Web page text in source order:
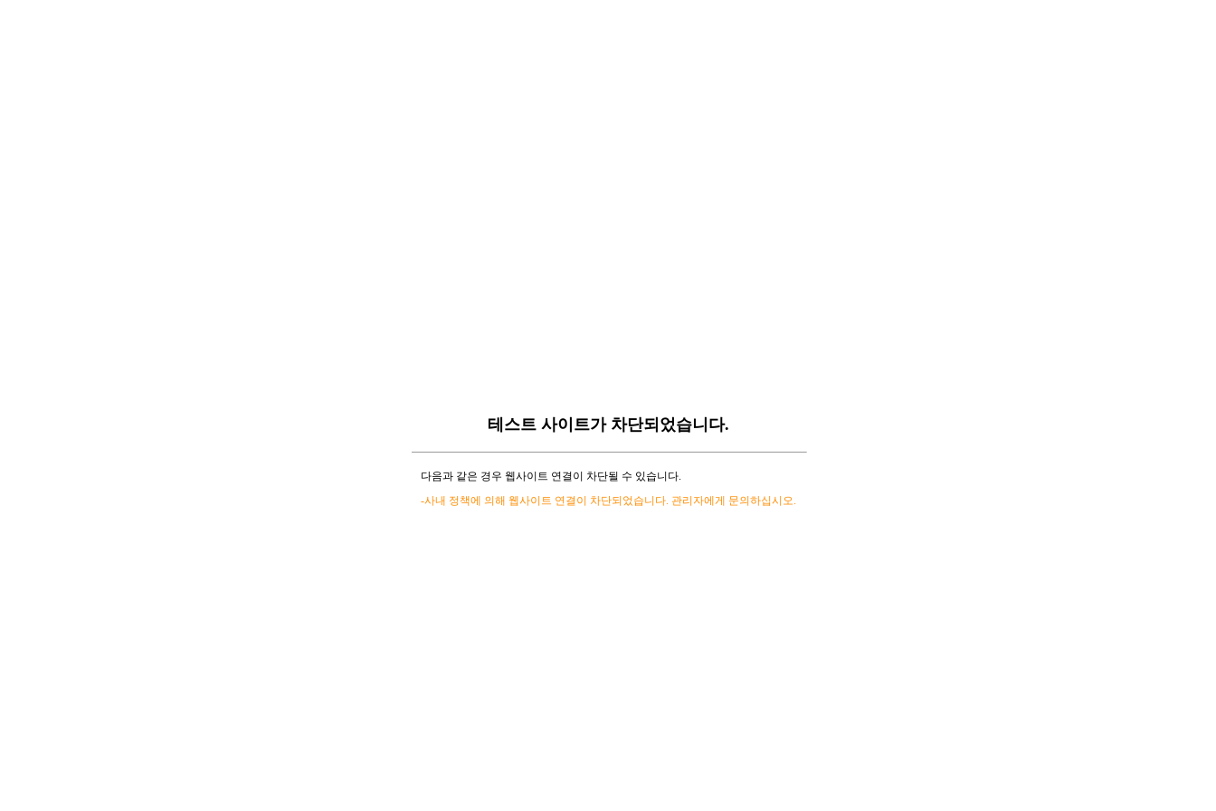
테스트 사이트가 차단되었습니다.
다음과 같은 경우 웹사이트 연결이 차단될 수 있습니다.
-사내 정책에 의해 웹사이트 연결이 차단되었습니다. 관리자에게 문의하십시오.